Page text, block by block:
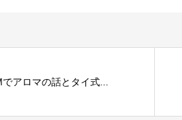
アロマの話とタイ式...